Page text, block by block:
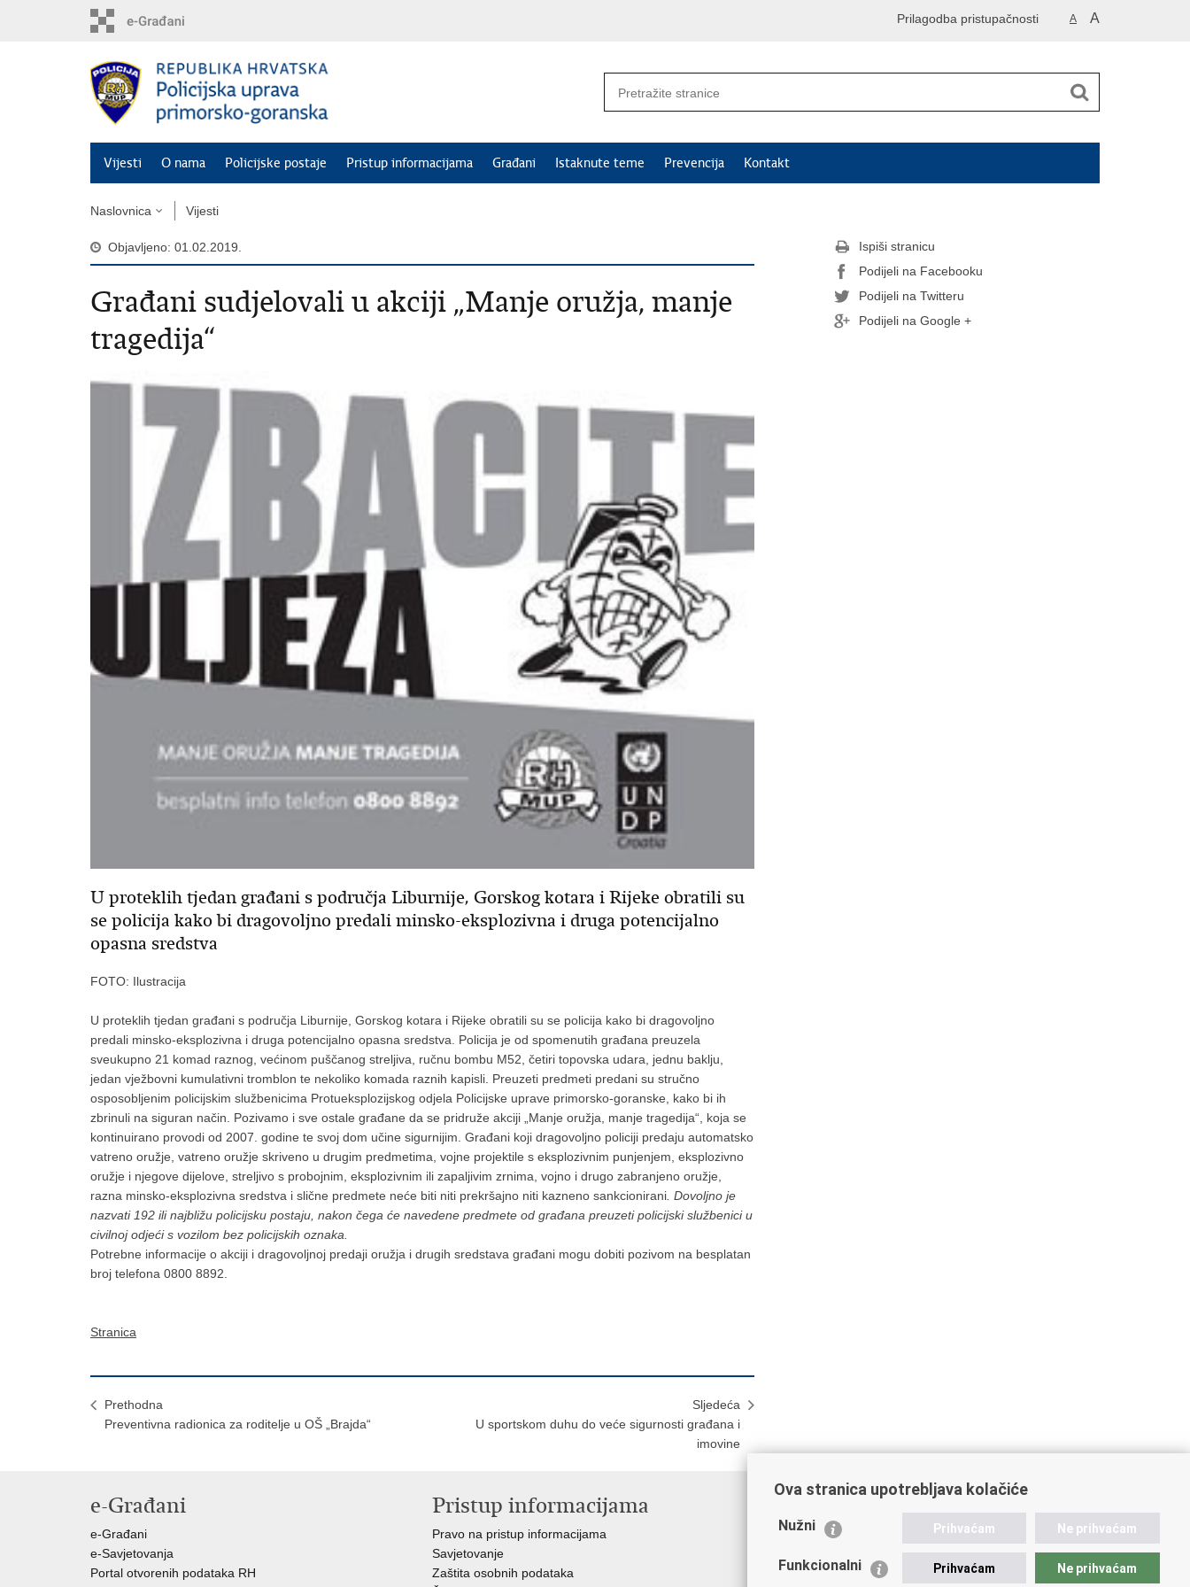
A A
Prilagodba pristupačnosti
Vijesti O nama Policijske postaje Pristup informacijama Građani Istaknute teme Prevencija Kontakt
Naslovnica Vijesti
Objavljeno: 01.02.2019.
Građani sudjelovali u akciji „Manje oružja, manje
tragedija“
U proteklih tjedan građani s područja Liburnije, Gorskog kotara i Rijeke obratili su
se policija kako bi dragovoljno predali minsko-eksplozivna i druga potencijalno
opasna sredstva
FOTO: Ilustracija
U proteklih tjedan građani s područja Liburnije, Gorskog kotara i Rijeke obratili su se policija kako bi dragovoljno
predali minsko-eksplozivna i druga potencijalno opasna sredstva. Policija je od spomenutih građana preuzela
sveukupno 21 komad raznog, većinom puščanog streljiva, ručnu bombu M52, četiri topovska udara, jednu baklju,
jedan vježbovni kumulativni tromblon te nekoliko komada raznih kapisli. Preuzeti predmeti predani su stručno
osposobljenim policijskim službenicima Protueksplozijskog odjela Policijske uprave primorsko-goranske, kako bi ih
zbrinuli na siguran način. Pozivamo i sve ostale građane da se pridruže akciji „Manje oružja, manje tragedija“, koja se
kontinuirano provodi od 2007. godine te svoj dom učine sigurnijim. Građani koji dragovoljno policiji predaju automatsko
vatreno oružje, vatreno oružje skriveno u drugim predmetima, vojne projektile s eksplozivnim punjenjem, eksplozivno
oružje i njegove dijelove, streljivo s probojnim, eksplozivnim ili zapaljivim zrnima, vojno i drugo zabranjeno oružje,
razna minsko-eksplozivna sredstva i slične predmete neće biti niti prekršajno niti kazneno sankcionirani . Dovoljno je
nazvati 192 ili najbližu policijsku postaju, nakon čega će navedene predmete od građana preuzeti policijski službenici u
civilnoj odjeći s vozilom bez policijskih oznaka.
Potrebne informacije o akciji i dragovoljnoj predaji oružja i drugih sredstava građani mogu dobiti pozivom na besplatan
broj telefona 0800 8892.
Stranica
Prethodna
Preventivna radionica za roditelje u OŠ „Brajda“
Sljedeća
U sportskom duhu do veće sigurnosti građana i
imovine
Ispiši stranicu
Podijeli na Facebooku
Podijeli na Twitteru
Podijeli na Google +
e-Građani
e-Građani
e-Savjetovanja
Portal otvorenih podataka RH
Pristup informacijama
Pravo na pristup informacijama
Savjetovanje
Zaštita osobnih podataka
Važne poveznice
Ministarstvo unutarnjih poslova
Udruge
Ova stranica upotrebljava kolačiće
Nužni Prihvaćam Ne prihvaćam
Funkcionalni Prihvaćam Ne prihvaćam